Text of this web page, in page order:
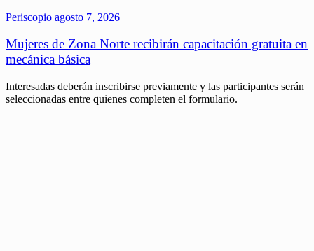
Periscopio agosto 7, 2026
Mujeres de Zona Norte recibirán capacitación gratuita en
mecánica básica
Interesadas deberán inscribirse previamente y las participantes serán
seleccionadas entre quienes completen el formulario.